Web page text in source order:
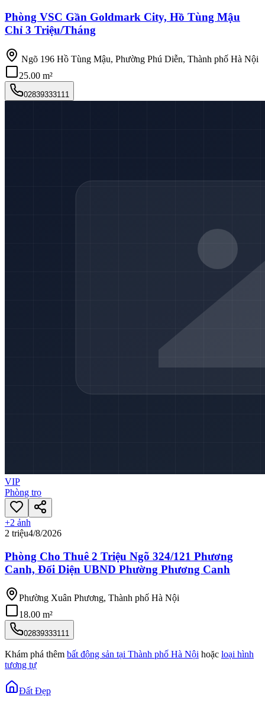
Phòng VSC Gần Goldmark City, Hồ Tùng Mậu
Chỉ 3 Triệu/Tháng
Ngõ 196 Hồ Tùng Mậu, Phường Phú Diễn, Thành phố Hà Nội
25.00 m²
02839333111
VIP
Phòng trọ
+2 ảnh
2 triệu4/8/2026
Phòng Cho Thuê 2 Triệu Ngõ 324/121 Phương
Canh, Đối Diện UBND Phường Phương Canh
Phường Xuân Phương, Thành phố Hà Nội
18.00 m²
02839333111
Khám phá thêm bất động sản tại Thành phố Hà Nội hoặc loại hình
tương tự
Đất Đẹp